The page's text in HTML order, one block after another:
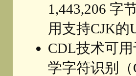
1,443,206 字
用支持CJK的
CDL技术可
学字符识别